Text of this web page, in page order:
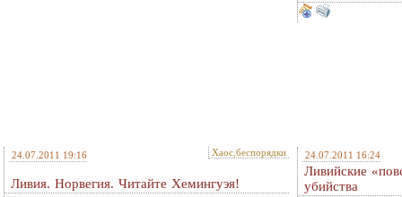
24.07.2011 19:16 Хаос,беспорядки
Ливия. Норвегия. Читайте Хемингуэя!
24.07.2011 16:24
Ливийские
убийства